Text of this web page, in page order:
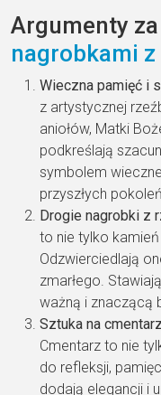
Argumenty
nagrobkami z
Wieczna pamięć i
z artystycznej
aniołów, Matki
podkreślają
symbolem
przyszłych
Drogie nagrobki z
to nie tylko
Odzwierciedlają
zmarłego.
ważną i znaczącą
Sztuka na
Cmentarz to nie
do refleksji,
dodają elegancji i